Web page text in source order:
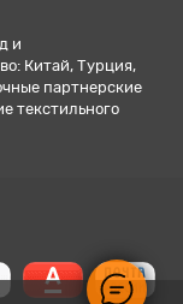
и
Китай, Турция,
партнерские
текстильного